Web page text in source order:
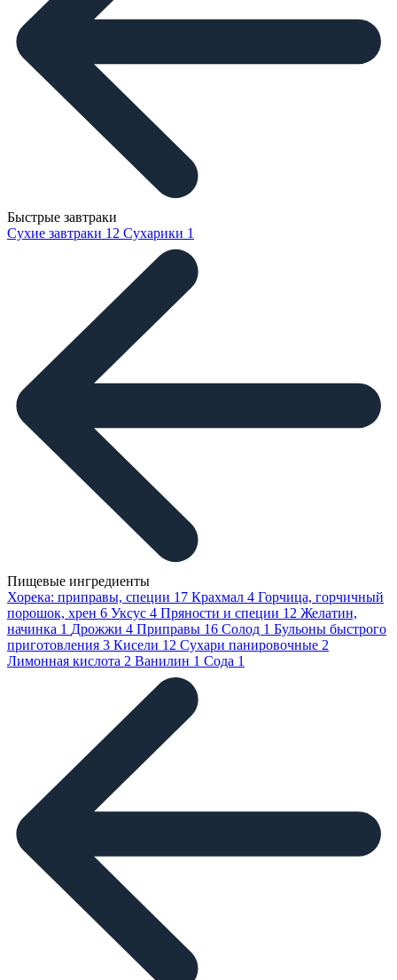
Быстрые завтраки
Сухие завтраки 12 Сухарики 1
Пищевые ингредиенты
Хорека: приправы, специи 17 Крахмал 4 Горчица, горчичный
порошок, хрен 6 Уксус 4 Пряности и специи 12 Желатин,
начинка 1 Дрожжи 4 Приправы 16 Солод 1 Бульоны быстрого
приготовления 3 Кисели 12 Сухари панировочные 2
Лимонная кислота 2 Ванилин 1 Сода 1